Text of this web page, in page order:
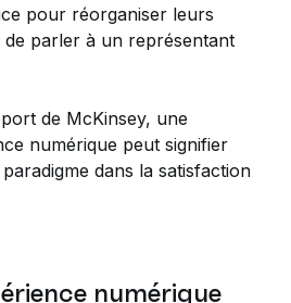
pour réorganiser leurs
parler à un représentant
de McKinsey, une
numérique peut signifier
dans la satisfaction
numérique